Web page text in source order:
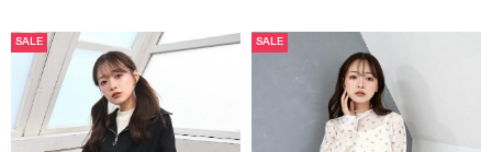
SALE SALE